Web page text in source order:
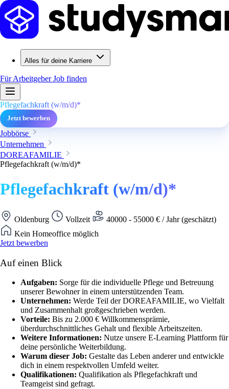
Alles für deine Karriere
Für ArbeitgeberJob finden
Pflegefachkraft (w/m/d)*
Jetzt bewerben
Jobbörse
Unternehmen
DOREAFAMILIE
Pflegefachkraft (w/m/d)*
Pflegefachkraft (w/m/d)*
Oldenburg Vollzeit
40000 - 55000 € / Jahr (geschätzt)
Kein Homeoffice möglich
Jetzt bewerben
Auf einen Blick
Aufgaben: Sorge für die individuelle Pflege und Betreuung
unserer Bewohner in einem unterstützenden Team.
Unternehmen: Werde Teil der DOREAFAMILIE, wo Vielfalt
und Zusammenhalt großgeschrieben werden.
Vorteile: Bis zu 2.000 € Willkommensprämie,
überdurchschnittliches Gehalt und flexible Arbeitszeiten.
Weitere Informationen: Nutze unsere E-Learning Plattform für
deine persönliche Weiterbildung.
Warum dieser Job: Gestalte das Leben anderer und entwickle
dich in einem respektvollen Umfeld weiter.
Qualifikationen: Qualifikation als Pflegefachkraft und
Teamgeist sind gefragt.